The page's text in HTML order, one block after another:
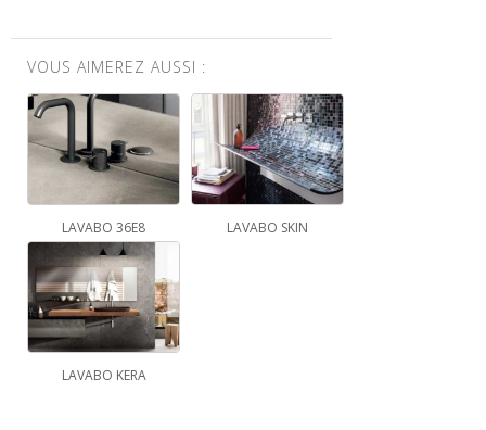
VOUS AIMEREZ AUSSI :
LAVABO 36E8 LAVABO SKIN
LAVABO KERA